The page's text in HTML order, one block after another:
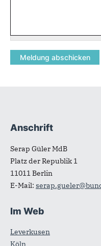
Fußbereich
Anschrift
Serap Güler MdB
Platz der Republik 1
11011Berlin
E-Mail:
Im Web
Leverkusen
Köln